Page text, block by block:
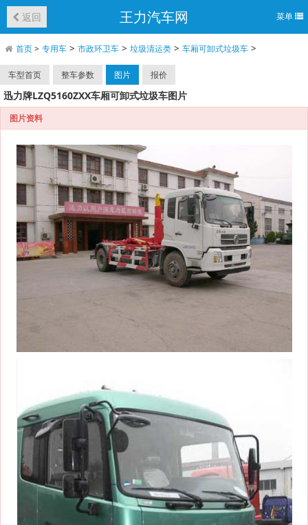
返回 王力汽车网 菜单
首页> 专用车> 市政环卫车> 垃圾清运类> 车厢可卸式垃圾车>
车型首页 整车参数 图片 报价
迅力牌LZQ5160ZXX车厢可卸式垃圾车图片
图片资料